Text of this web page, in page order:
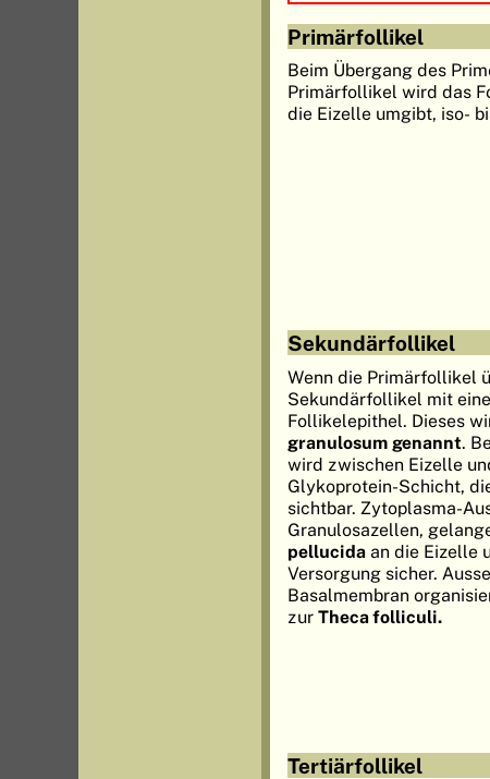
Primärfollikel
Beim Übergang des
Primärfollikel wird das
die Eizelle umgibt, iso-
Sekundärfollikel
Wenn die Primärfollikel
Sekundärfollikel mit
Follikelepithel. Dieses
granulosum genannt.
wird zwischen Eizelle
Glykoprotein-Schicht,
sichtbar. Zytoplasma-
Granulosazellen,
pellucida an die Eizelle
Versorgung sicher.
Basalmembran
zur Theca folliculi.
Tertiärfollikel